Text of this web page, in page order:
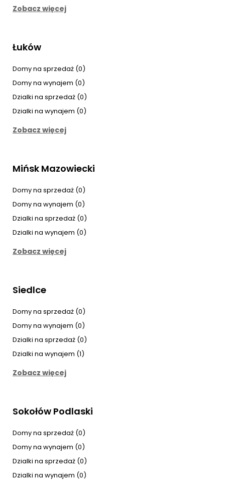
Zobacz więcej
Łuków
Domy na sprzedaż (0)
Domy na wynajem (0)
Dzialki na sprzedaż (0)
Dzialki na wynajem (0)
Zobacz więcej
Mińsk Mazowiecki
Domy na sprzedaż (0)
Domy na wynajem (0)
Dzialki na sprzedaż (0)
Dzialki na wynajem (0)
Zobacz więcej
Siedlce
Domy na sprzedaż (0)
Domy na wynajem (0)
Dzialki na sprzedaż (0)
Dzialki na wynajem (1)
Zobacz więcej
Sokołów Podlaski
Domy na sprzedaż (0)
Domy na wynajem (0)
Dzialki na sprzedaż (0)
Dzialki na wynajem (0)